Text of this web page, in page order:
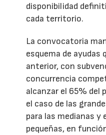
disponibilidad
cada territorio.
La convocatoria
esquema de ayudas
anterior, con
concurrencia
alcanzar el 65% del
el caso de las
para las medianas y
pequeñas, en